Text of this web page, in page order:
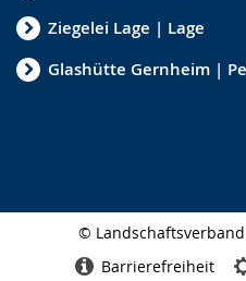
Ziegelei Lage | Lage
Glashütte Gernheim |
© Landschaftsverband
Barrierefreiheit